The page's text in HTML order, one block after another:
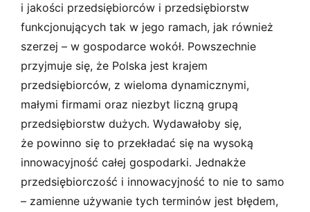
i jakości przedsiębiorców i przedsiębiorstw
funkcjonujących tak w jego ramach, jak również
szerzej – w gospodarce wokół. Powszechnie
przyjmuje się, że Polska jest krajem
przedsiębiorców, z wieloma dynamicznymi,
małymi firmami oraz niezbyt liczną grupą
przedsiębiorstw dużych. Wydawałoby się,
że powinno się to przekładać się na wysoką
innowacyjność całej gospodarki. Jednakże
przedsiębiorczość i innowacyjność to nie to samo
– zamienne używanie tych terminów jest błędem,